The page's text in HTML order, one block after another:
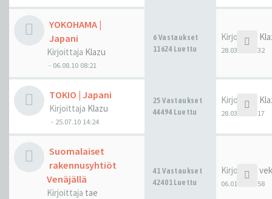
YOKOHAMA |
Japani
Kirjoittaja Klazu
- 06.08.10 08:21
6 Vastaukset
11624 Luettu
Kirjoittaja
28.03.21 02:32
TOKIO | Japani
Kirjoittaja Klazu
- 25.07.10 14:24
25 Vastaukset
44494 Luettu
Kirjoittaja
28.03.21 02:17
Suomalaiset
rakennusyhtiöt
Venäjällä
Kirjoittaja tae
41 Vastaukset
42401 Luettu
Kirjoittaja
06.01.21 21:58